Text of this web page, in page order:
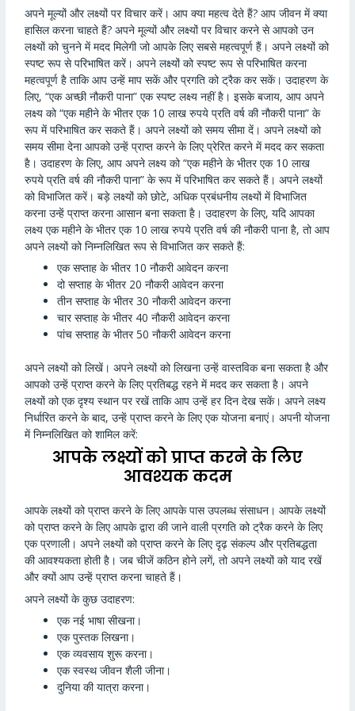
अपने मूल्यों और लक्ष्यों पर विचार करें। आप क्या महत्व देते हैं? आप जीवन में क्या
हासिल करना चाहते हैं? अपने मूल्यों और लक्ष्यों पर विचार करने से आपको उन
लक्ष्यों को चुनने में मदद मिलेगी जो आपके लिए सबसे महत्वपूर्ण हैं। अपने लक्ष्यों को
स्पष्ट रूप से परिभाषित करें। अपने लक्ष्यों को स्पष्ट रूप से परिभाषित करना
महत्वपूर्ण है ताकि आप उन्हें माप सकें और प्रगति को ट्रैक कर सकें। उदाहरण के
लिए, “एक अच्छी नौकरी पाना” एक स्पष्ट लक्ष्य नहीं है। इसके बजाय, आप अपने
लक्ष्य को “एक महीने के भीतर एक 10 लाख रुपये प्रति वर्ष की नौकरी पाना” के
रूप में परिभाषित कर सकते हैं। अपने लक्ष्यों को समय सीमा दें। अपने लक्ष्यों को
समय सीमा देना आपको उन्हें प्राप्त करने के लिए प्रेरित करने में मदद कर सकता
है। उदाहरण के लिए, आप अपने लक्ष्य को “एक महीने के भीतर एक 10 लाख
रुपये प्रति वर्ष की नौकरी पाना” के रूप में परिभाषित कर सकते हैं। अपने लक्ष्यों
को विभाजित करें। बड़े लक्ष्यों को छोटे, अधिक प्रबंधनीय लक्ष्यों में विभाजित
करना उन्हें प्राप्त करना आसान बना सकता है। उदाहरण के लिए, यदि आपका
लक्ष्य एक महीने के भीतर एक 10 लाख रुपये प्रति वर्ष की नौकरी पाना है, तो आप
अपने लक्ष्यों को निम्नलिखित रूप से विभाजित कर सकते हैं:
एक सप्ताह के भीतर 10 नौकरी आवेदन करना
दो सप्ताह के भीतर 20 नौकरी आवेदन करना
तीन सप्ताह के भीतर 30 नौकरी आवेदन करना
चार सप्ताह के भीतर 40 नौकरी आवेदन करना
पांच सप्ताह के भीतर 50 नौकरी आवेदन करना
अपने लक्ष्यों को लिखें। अपने लक्ष्यों को लिखना उन्हें वास्तविक बना सकता है और
आपको उन्हें प्राप्त करने के लिए प्रतिबद्ध रहने में मदद कर सकता है। अपने
लक्ष्यों को एक दृश्य स्थान पर रखें ताकि आप उन्हें हर दिन देख सकें। अपने लक्ष्य
निर्धारित करने के बाद, उन्हें प्राप्त करने के लिए एक योजना बनाएं। अपनी योजना
में निम्नलिखित को शामिल करें:
आपके लक्ष्यों को प्राप्त करने के लिए
आवश्यक कदम
आपके लक्ष्यों को प्राप्त करने के लिए आपके पास उपलब्ध संसाधन। आपके लक्ष्यों
को प्राप्त करने के लिए आपके द्वारा की जाने वाली प्रगति को ट्रैक करने के लिए
एक प्रणाली। अपने लक्ष्यों को प्राप्त करने के लिए दृढ़ संकल्प और प्रतिबद्धता
की आवश्यकता होती है। जब चीजें कठिन होने लगें, तो अपने लक्ष्यों को याद रखें
और क्यों आप उन्हें प्राप्त करना चाहते हैं।
अपने लक्ष्यों के कुछ उदाहरण:
एक नई भाषा सीखना।
एक पुस्तक लिखना।
एक व्यवसाय शुरू करना।
एक स्वस्थ जीवन शैली जीना।
दुनिया की यात्रा करना।